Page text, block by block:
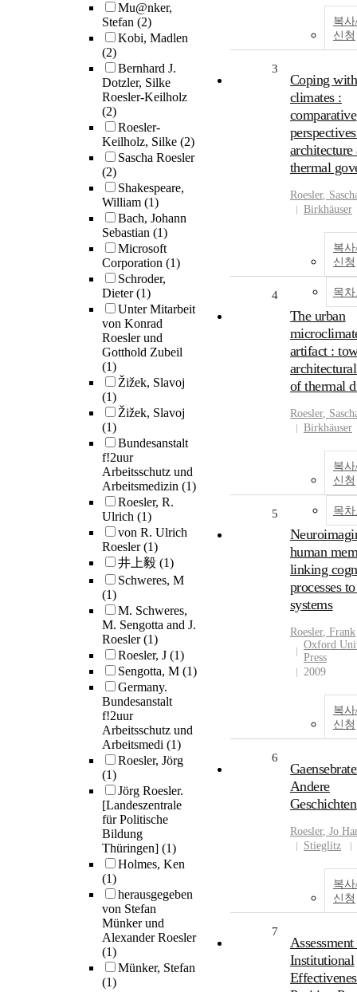
Mu@nker,
Stefan (2)
Kobi, Madlen
(2)
Bernhard J.
Dotzler, Silke
Roesler-Keilholz
(2)
Roesler-
Keilholz, Silke (2)
Sascha Roesler
(2)
Shakespeare,
William (1)
Bach, Johann
Sebastian (1)
Microsoft
Corporation (1)
Schroder,
Dieter(1)
Unter Mitarbeit
von Konrad
Roesler und
Gotthold Zubeil
(1)
Žižek, Slavoj
(1)
Žižek, Slavoj
(1)
Bundesanstalt
f!2uur
Arbeitsschutz und
Arbeitsmedizin (1)
Roesler, R.
Ulrich (1)
von R. Ulrich
Roesler(1)
井上毅 (1)
Schweres, M
(1)
M. Schweres,
M. Sengotta and J.
Roesler(1)
Roesler, J (1)
Sengotta, M (1)
Germany.
Bundesanstalt
f!2uur
Arbeitsschutz und
Arbeitsmedi (1)
Roesler, Jörg
(1)
Jörg Roesler.
[Landeszentrale
für Politische
Bildung
Thüringen] (1)
Holmes, Ken
(1)
herausgegeben
von Stefan
Münker und
Alexander Roesler
(1)
Münker, Stefan
(1)
복
신청
3
Coping
climates :
comparative
architecture
thermal
Roesler,
Birkhäuser
복
신청
목
4
The urban
artifact :
of thermal
Roesler,
Birkhäuser
복
신청
목
5
human
linking
processes
systems
Roesler, Frank
Oxford
Press
2009
복
신청
6
Andere
Geschichten
Roesler, Jo
Stieglitz
복
신청
7
Institutional